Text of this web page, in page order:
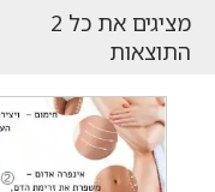
התוצאות